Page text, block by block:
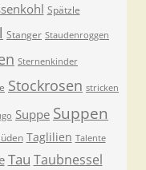
Spätzle
Stanger Staudenroggen
Sternenkinder
Stockrosen stricken
Suppe Suppen
Taglilien Talente
Tau Taubnessel